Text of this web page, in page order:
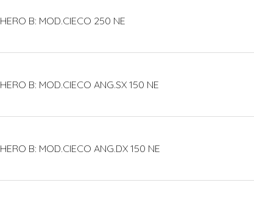
HERO B: MOD.CIECO 250 NE
HERO B: MOD.CIECO ANG.SX 150 NE
HERO B: MOD.CIECO ANG.DX 150 NE